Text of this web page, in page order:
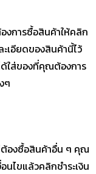
การซื้อสินค้าให้คลิก
เอียดของสินค้านี้ไว้
ใส่ของที่คุณต้องการ
ๆ
ต้องซื้อสินค้าอื่น ๆ คุณ
ไขแล้วคลิกชำระเงิน